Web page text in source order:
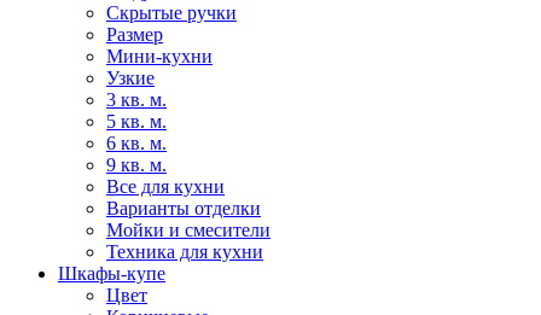
Скрытые ручки
Размер
Мини-кухни
Узкие
3 кв. м.
5 кв. м.
6 кв. м.
9 кв. м.
Все для кухни
Варианты отделки
Мойки и смесители
Техника для кухни
Шкафы-купе
Цвет